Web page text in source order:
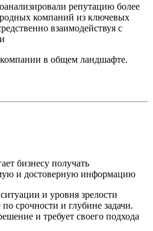
репутацию более
компаний из ключевых
взаимодействуя с
в общем ландшафте.
бизнесу получать
и достоверную информацию
и уровня зрелости
срочности и глубине задачи.
и требует своего подхода